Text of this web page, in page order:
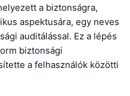
a biztonságra,
aspektusára, egy neves
auditálással. Ez a lépés
biztonsági
a felhasználók közötti